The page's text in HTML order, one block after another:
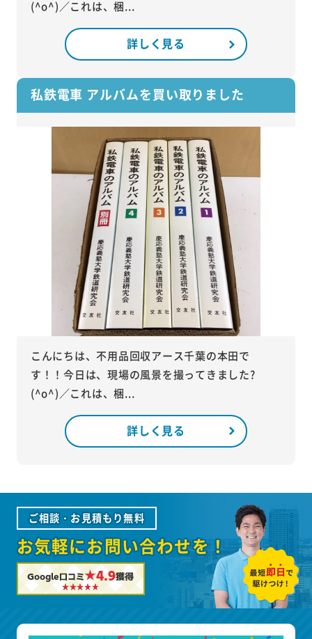
(^o^)／これは、梱...
詳しく見る
私鉄電車 アルバムを買い取りました
こんにちは、不用品回収アース千葉の本田で
す！！今日は、現場の風景を撮ってきました?
(^o^)／これは、梱...
詳しく見る
ご相談・お見積もり無料
お気軽にお問い合わせを！
Google口コミ★4.9獲得